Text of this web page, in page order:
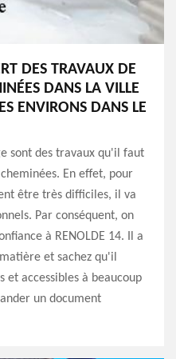
DES TRAVAUX DE
DANS LA VILLE
ENVIRONS DANS LE
sont des travaux qu'il faut
En effet, pour
être très difficiles, il va
Par conséquent, on
à RENOLDE 14. Il a
et sachez qu'il
et accessibles à beaucoup
un document